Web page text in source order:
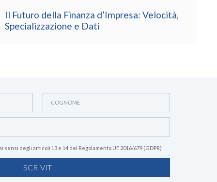
sensi degli articoli 13 e 14 del Regolamento UE 2016/679 (GDPR)
ISCRIVITI